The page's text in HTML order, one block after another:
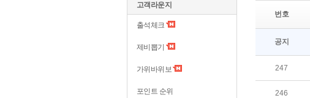
고객라운지
출석체크
제비뽑기
가위바위보
포인트 순위
번호
공지
247
246